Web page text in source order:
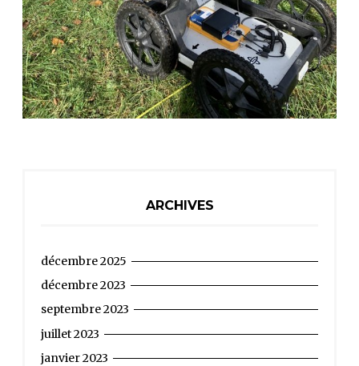
ARCHIVES
décembre 2025
décembre 2023
septembre 2023
juillet 2023
janvier 2023